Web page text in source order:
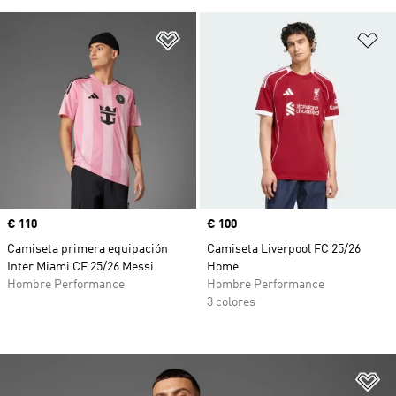
Añadir a la lista de deseos
Precio
€ 110
Camiseta primera equipación
Inter Miami CF 25/26 Messi
Hombre Performance
Precio
€ 100
Camiseta Liverpool FC 25/26
Home
Hombre Performance
3 colores